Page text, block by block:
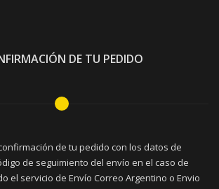
DE TU PEDIDO
de tu pedido con los datos de
de seguimiento del envío en el caso de
el servicio de Envío Correo Argentino o Envio